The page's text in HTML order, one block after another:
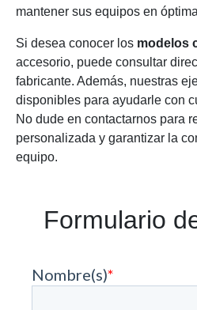
mantener sus equipos en
Si desea conocer los modelos
accesorio, puede consultar
fabricante. Además, nuestras
disponibles para ayudarle con
No dude en contactarnos para
personalizada y garantizar la
equipo.
Formulario